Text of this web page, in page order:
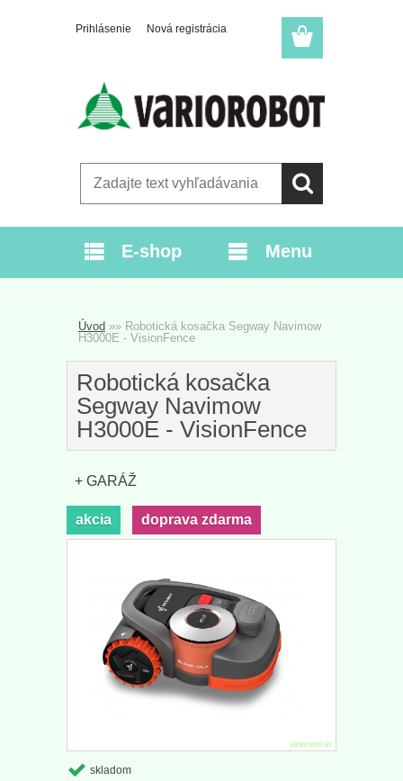
Prihlásenie Nová registrácia
E-shop Menu
Úvod »» Robotická kosačka Segway Navimow
H3000E - VisionFence
Robotická kosačka
Segway Navimow
H3000E - VisionFence
+ GARÁŽ
akcia doprava zdarma
skladom